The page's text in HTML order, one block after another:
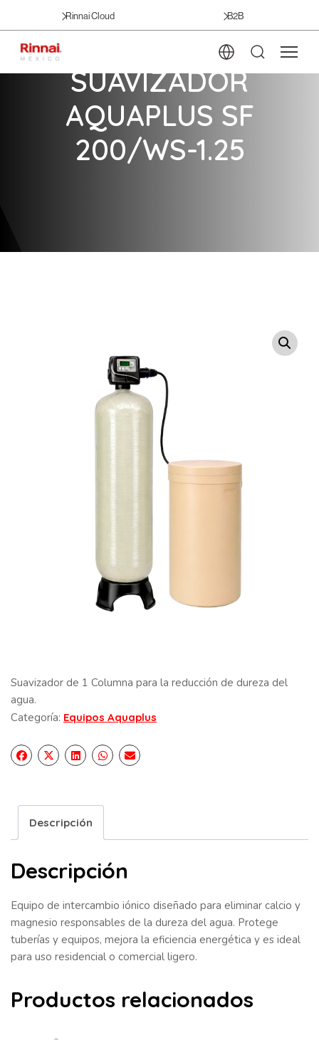
Rinnai Cloud B2B
SUAVIZADOR
AQUAPLUS SF
200/WS-1.25
Suavizador de 1 Columna para la reducción de dureza del
agua.
Categoría: Equipos Aquaplus
Descripción
Descripción
Equipo de intercambio iónico diseñado para eliminar calcio y
magnesio responsables de la dureza del agua. Protege
tuberías y equipos, mejora la eficiencia energética y es ideal
para uso residencial o comercial ligero.
Productos relacionados